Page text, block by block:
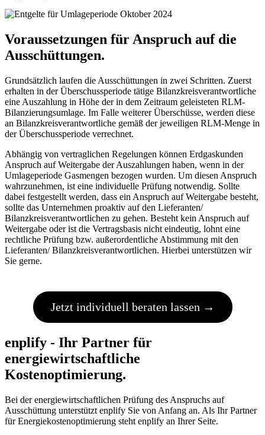
Voraussetzungen für Anspruch auf die
Ausschüttungen.
Grundsätzlich laufen die Ausschüttungen in zwei Schritten. Zuerst
erhalten in der Überschussperiode tätige Bilanzkreisverantwortliche
eine Auszahlung in Höhe der in dem Zeitraum geleisteten RLM-
Bilanzierungsumlage. Im Falle weiterer Überschüsse, werden diese
an Bilanzkreisverantwortliche gemäß der jeweiligen RLM-Menge in
der Überschussperiode verrechnet.
Abhängig von vertraglichen Regelungen können Erdgaskunden
Anspruch auf Weitergabe der Auszahlungen haben, wenn in der
Umlageperiode Gasmengen bezogen wurden. Um diesen Anspruch
wahrzunehmen, ist eine individuelle Prüfung notwendig. Sollte
dabei festgestellt werden, dass ein Anspruch auf Weitergabe besteht,
sollte das Unternehmen proaktiv auf den Lieferanten/
Bilanzkreisverantwortlichen zu gehen. Besteht kein Anspruch auf
Weitergabe oder ist die Vertragsbasis nicht eindeutig, lohnt eine
rechtliche Prüfung bzw. außerordentliche Abstimmung mit den
Lieferanten/ Bilanzkreisverantwortlichen. Hierbei unterstützen wir
Sie gerne.
Jetzt individuell beraten lassen →
enplify - Ihr Partner für
energiewirtschaftliche
Kostenoptimierung.
Bei der energiewirtschaftlichen Prüfung des Anspruchs auf
Ausschüttung unterstützt enplify Sie von Anfang an. Als Ihr Partner
für Energiekostenoptimierung steht enplify an Ihrer Seite.